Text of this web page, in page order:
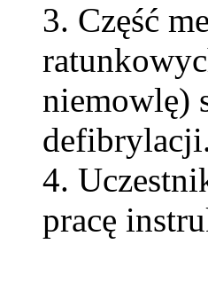
3. Część
niemowlę)
4.
pracę